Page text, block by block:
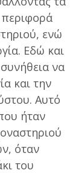
περιφορά
ενώ
Εδώ και
να
και την
Αυτό
ήταν
όταν
του